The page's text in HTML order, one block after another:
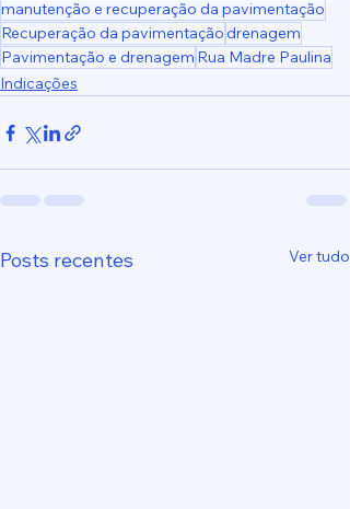
manutenção e recuperação da pavimentação
Recuperação da pavimentaçãodrenagem
Pavimentação e drenagem Rua Madre Paulina
Indicações
Posts recentes Ver tudo